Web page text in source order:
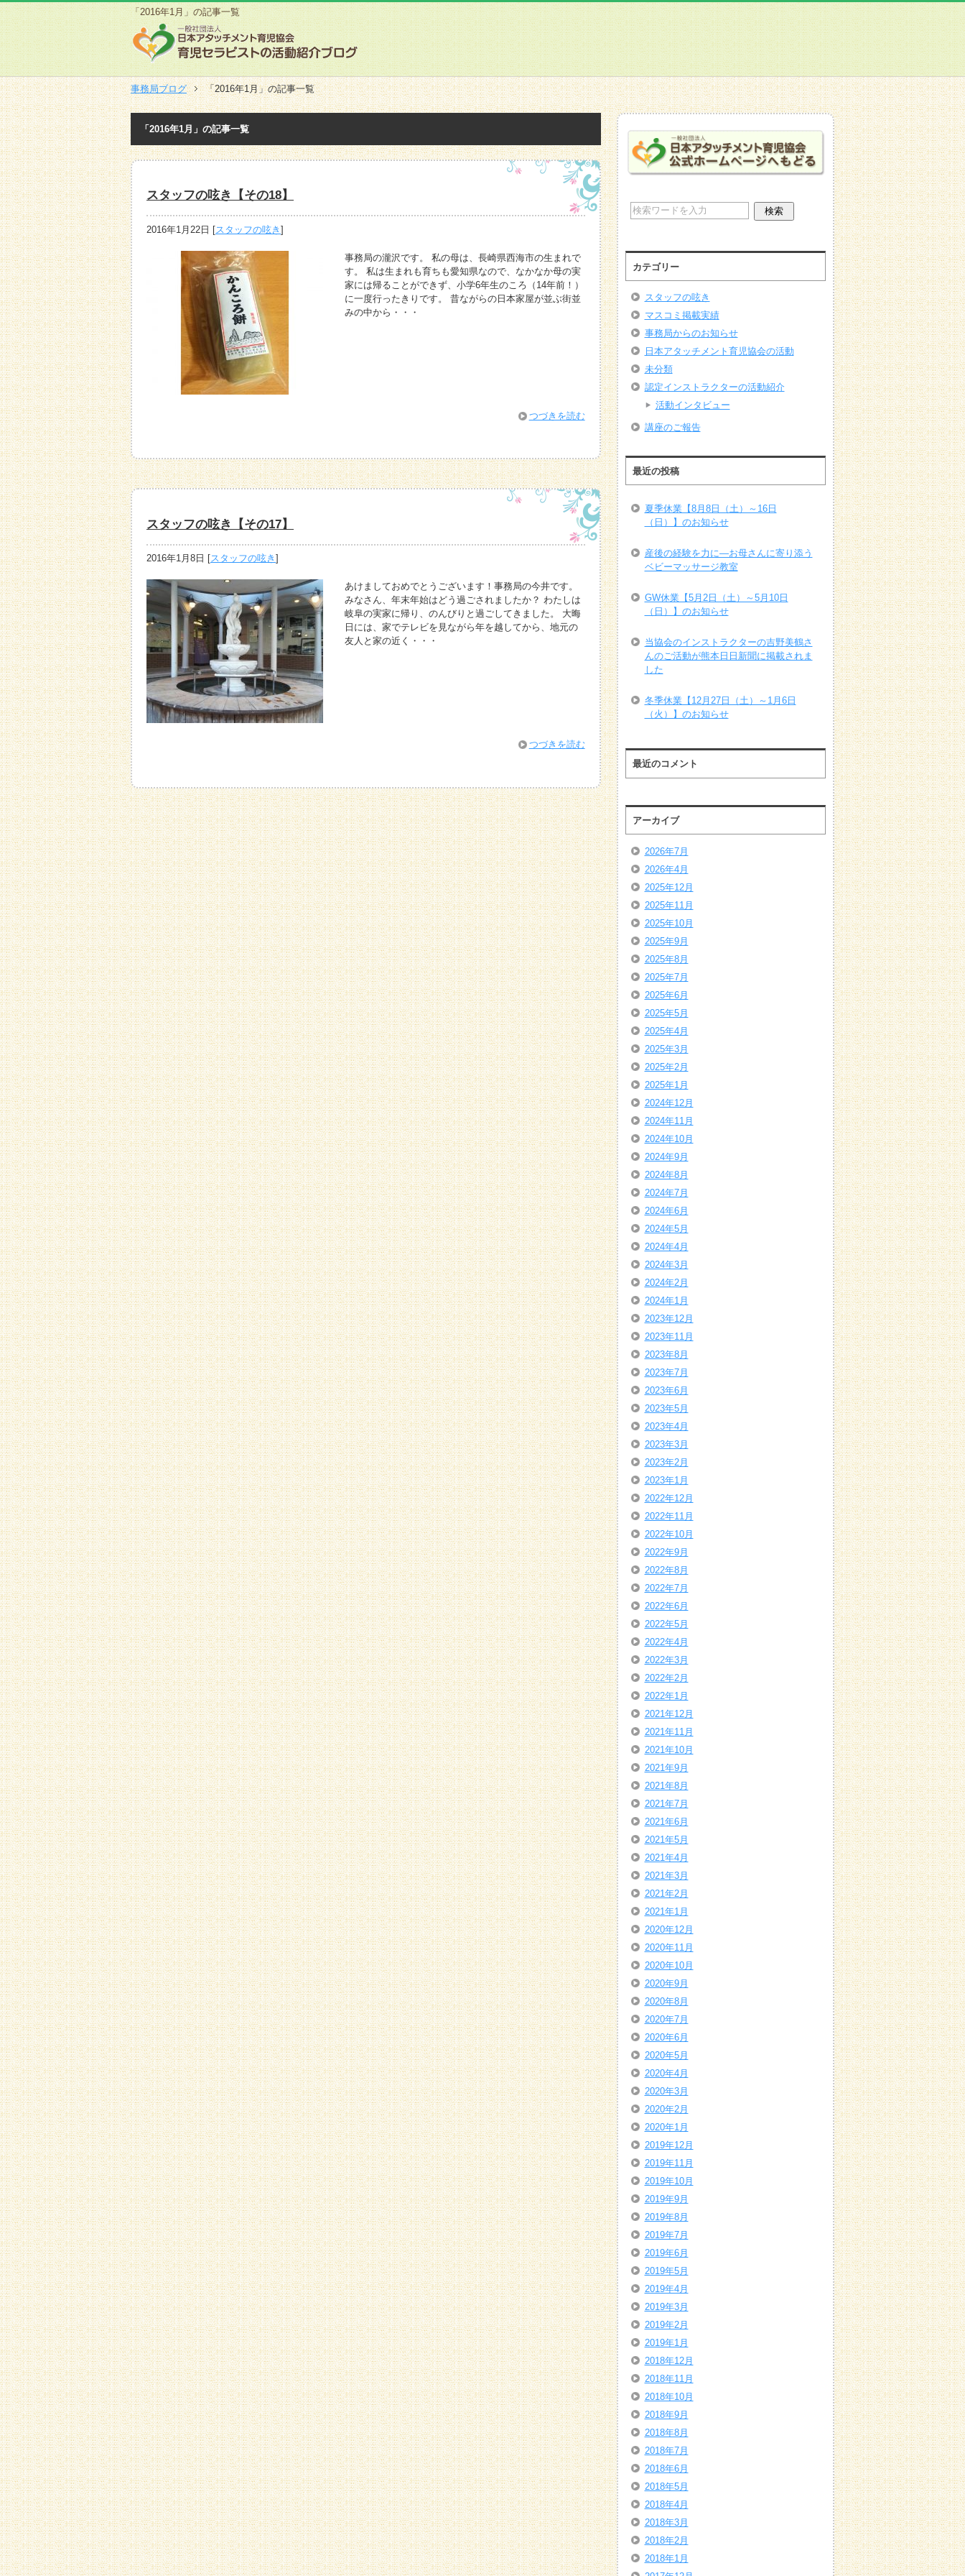
「2016年1月」の記事一覧
事務局ブログ 「2016年1月」の記事一覧
「2016年1月」の記事一覧
スタッフの呟き【その18】
2016年1月22日 [スタッフの呟き ]
事務局の瀧沢です。 私の母は、長崎県西海市の生まれで
す。 私は生まれも育ちも愛知県なので、なかなか母の実
家には帰ることができず、小学6年生のころ（14年前！）
に一度行ったきりです。 昔ながらの日本家屋が並ぶ街並
みの中から・・・
つづきを読む
スタッフの呟き【その17】
2016年1月8日 [スタッフの呟き ]
あけましておめでとうございます！事務局の今井です。
みなさん、年末年始はどう過ごされましたか？ わたしは
岐阜の実家に帰り、のんびりと過ごしてきました。 大晦
日には、家でテレビを見ながら年を越してから、地元の
友人と家の近く・・・
つづきを読む
カテゴリー
スタッフの呟き
マスコミ掲載実績
事務局からのお知らせ
日本アタッチメント育児協会の活動
未分類
認定インストラクターの活動紹介
活動インタビュー
講座のご報告
最近の投稿
夏季休業【8月8日（土）～16日
（日）】のお知らせ
産後の経験を力に―お母さんに寄り添う
ベビーマッサージ教室
GW休業【5月2日（土）～5月10日
（日）】のお知らせ
当協会のインストラクターの吉野美鶴さ
んのご活動が熊本日日新聞に掲載されま
した
冬季休業【12月27日（土）～1月6日
（火）】のお知らせ
最近のコメント
アーカイブ
2026年7月
2026年4月
2025年12月
2025年11月
2025年10月
2025年9月
2025年8月
2025年7月
2025年6月
2025年5月
2025年4月
2025年3月
2025年2月
2025年1月
2024年12月
2024年11月
2024年10月
2024年9月
2024年8月
2024年7月
2024年6月
2024年5月
2024年4月
2024年3月
2024年2月
2024年1月
2023年12月
2023年11月
2023年8月
2023年7月
2023年6月
2023年5月
2023年4月
2023年3月
2023年2月
2023年1月
2022年12月
2022年11月
2022年10月
2022年9月
2022年8月
2022年7月
2022年6月
2022年5月
2022年4月
2022年3月
2022年2月
2022年1月
2021年12月
2021年11月
2021年10月
2021年9月
2021年8月
2021年7月
2021年6月
2021年5月
2021年4月
2021年3月
2021年2月
2021年1月
2020年12月
2020年11月
2020年10月
2020年9月
2020年8月
2020年7月
2020年6月
2020年5月
2020年4月
2020年3月
2020年2月
2020年1月
2019年12月
2019年11月
2019年10月
2019年9月
2019年8月
2019年7月
2019年6月
2019年5月
2019年4月
2019年3月
2019年2月
2019年1月
2018年12月
2018年11月
2018年10月
2018年9月
2018年8月
2018年7月
2018年6月
2018年5月
2018年4月
2018年3月
2018年2月
2018年1月